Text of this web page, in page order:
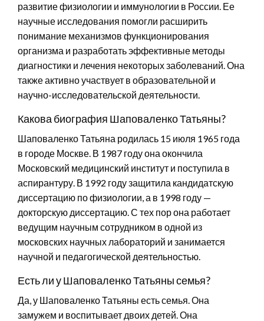
развитие физиологии и иммунологии в России. Ее
научные исследования помогли расширить
понимание механизмов функционирования
организма и разработать эффективные методы
диагностики и лечения некоторых заболеваний. Она
также активно участвует в образовательной и
научно-исследовательской деятельности.
Какова биография Шаповаленко Татьяны?
Шаповаленко Татьяна родилась 15 июля 1965 года
в городе Москве. В 1987 году она окончила
Московский медицинский институт и поступила в
аспирантуру. В 1992 году защитила кандидатскую
диссертацию по физиологии, а в 1998 году —
докторскую диссертацию. С тех пор она работает
ведущим научным сотрудником в одной из
московских научных лабораторий и занимается
научной и педагогической деятельностью.
Есть ли у Шаповаленко Татьяны семья?
Да, у Шаповаленко Татьяны есть семья. Она
замужем и воспитывает двоих детей. Она